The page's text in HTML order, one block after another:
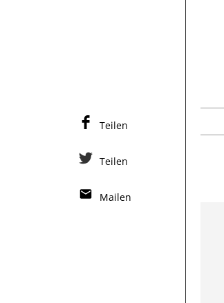
Teilen
Teilen
Mailen